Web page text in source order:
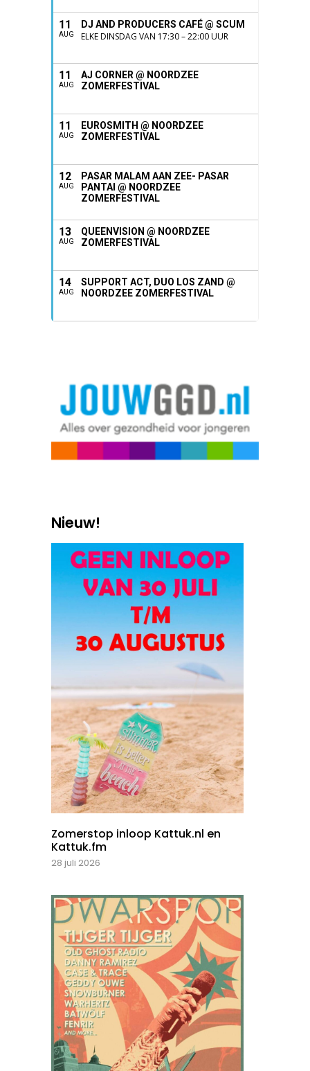
11
AUG
DJ AND PRODUCERS CAFÉ @ SCUM
ELKE DINSDAG VAN 17:30 – 22:00 UUR
11
AUG
AJ CORNER @ NOORDZEE
ZOMERFESTIVAL
11
AUG
EUROSMITH @ NOORDZEE
ZOMERFESTIVAL
12
AUG
PASAR MALAM AAN ZEE- PASAR
PANTAI @ NOORDZEE
ZOMERFESTIVAL
13
AUG
QUEENVISION @ NOORDZEE
ZOMERFESTIVAL
14
AUG
SUPPORT ACT, DUO LOS ZAND @
NOORDZEE ZOMERFESTIVAL
Nieuw!
Zomerstop inloop Kattuk.nl en
Kattuk.fm
28 juli 2026